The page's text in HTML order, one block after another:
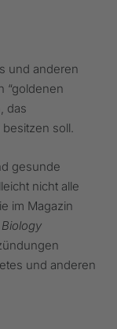
und anderen
“goldenen
das
soll.
gesunde
nicht alle
im Magazin
und anderen